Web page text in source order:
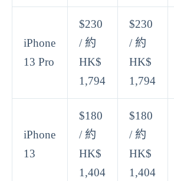
iPhone
13 Pro
$230
/ 約
HK$
1,794
$230
/ 約
HK$
1,794
iPhone
13
$180
/ 約
HK$
1,404
$180
/ 約
HK$
1,404